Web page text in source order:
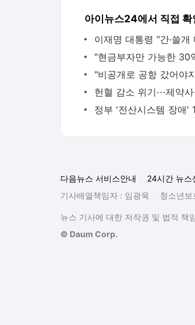
아이뉴스24에서 직접 확
헌혈 감소 위기⋯제약
다음뉴스 서비스안내 24시간 뉴스
기사배열책임자 : 임광욱
청소년보
뉴스 기사에 대한 저작권 및 법적 책
© Daum Corp.